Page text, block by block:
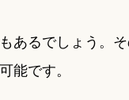
あるでしょう。
能です。